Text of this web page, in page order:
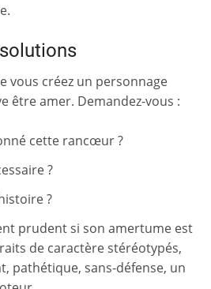
vous créez un personnage
être amer. Demandez-vous :
cette rancœur ?
?
?
prudent si son amertume est
de caractère stéréotypés,
pathétique, sans-défense, un